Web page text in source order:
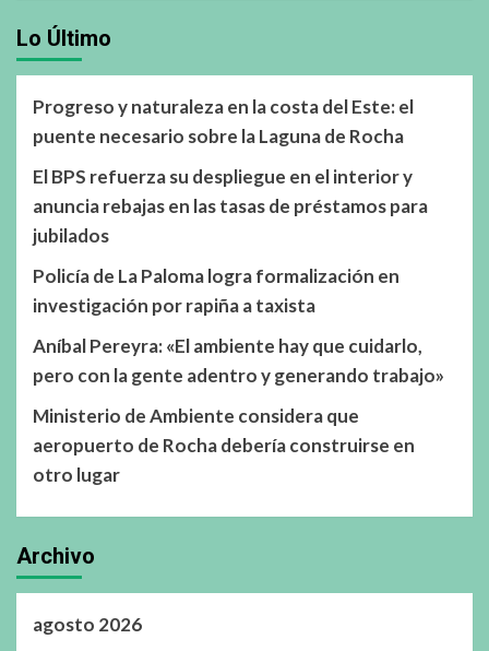
Lo Último
Progreso y naturaleza en la costa del Este: el
puente necesario sobre la Laguna de Rocha
El BPS refuerza su despliegue en el interior y
anuncia rebajas en las tasas de préstamos para
jubilados
Policía de La Paloma logra formalización en
investigación por rapiña a taxista
Aníbal Pereyra: «El ambiente hay que cuidarlo,
pero con la gente adentro y generando trabajo»
Ministerio de Ambiente considera que
aeropuerto de Rocha debería construirse en
otro lugar
Archivo
agosto 2026